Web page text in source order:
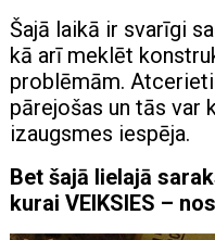
Šajā laikā ir svarīgi
kā arī meklēt
problēmām.
pārejošas un tās var
izaugsmes iespēja.
Bet šajā lielajā
kurai VEIKSIES –